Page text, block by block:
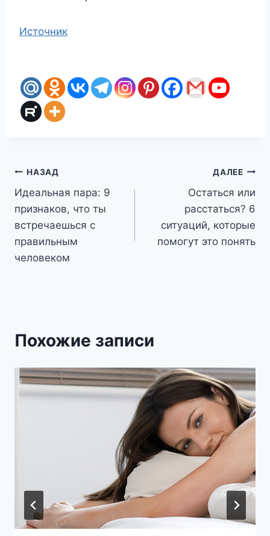
Источник
Навигация
по
записям
НАЗАД
Идеальная пара: 9
признаков, что ты
встречаешься с
правильным
человеком
ДАЛЕЕ
Остаться или
расстаться? 6
ситуаций, которые
помогут это понять
Похожие записи